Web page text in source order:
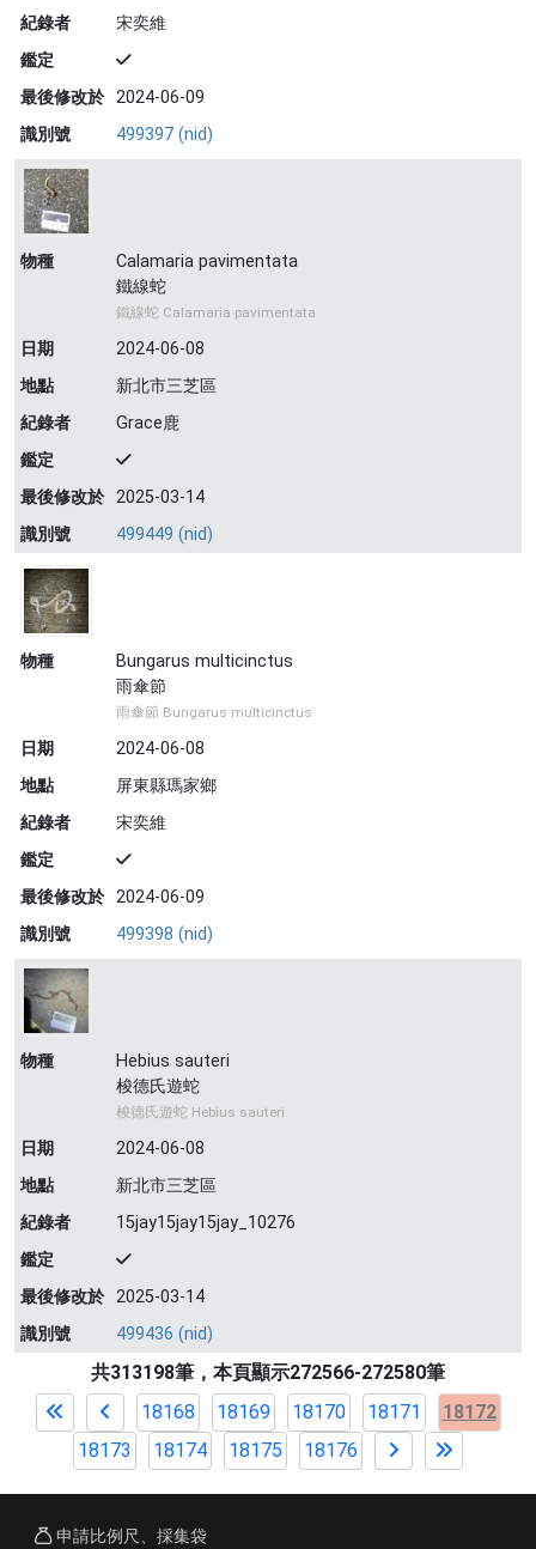
紀錄者
宋奕維
鑑定
最後修改於 2024-06-09
識別號
499397 (nid)
物種
Calamaria pavimentata
鐵線蛇
鐵線蛇 Calamaria pavimentata
日期
2024-06-08
地點
新北市三芝區
紀錄者
Grace鹿
鑑定
最後修改於 2025-03-14
識別號
499449 (nid)
物種
Bungarus multicinctus
雨傘節
雨傘節 Bungarus multicinctus
日期
2024-06-08
地點
屏東縣瑪家鄉
紀錄者
宋奕維
鑑定
最後修改於 2024-06-09
識別號
499398 (nid)
物種
Hebius sauteri
梭德氏遊蛇
梭德氏遊蛇 Hebius sauteri
日期
2024-06-08
地點
新北市三芝區
紀錄者
15jay15jay15jay_10276
鑑定
最後修改於 2025-03-14
識別號
499436 (nid)
共313198筆，本頁顯示272566-272580筆
18168
18169 18170 18171
18172
18173
18174 18175 18176
申請比例尺、採集袋